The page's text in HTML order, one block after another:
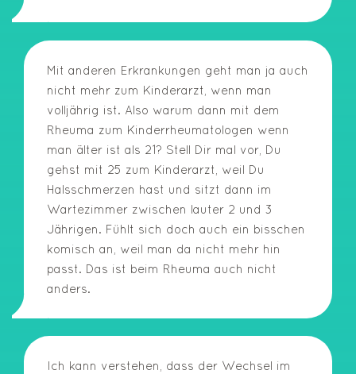
Mit anderen Erkrankungen geht man ja auch
nicht mehr zum Kinderarzt, wenn man
volljährig ist. Also warum dann mit dem
Rheuma zum Kinderrheumatologen wenn
man älter ist als 21? Stell Dir mal vor, Du
gehst mit 25 zum Kinderarzt, weil Du
Halsschmerzen hast und sitzt dann im
Wartezimmer zwischen lauter 2 und 3
Jährigen. Fühlt sich doch auch ein bisschen
komisch an, weil man da nicht mehr hin
passt. Das ist beim Rheuma auch nicht
anders.
Ich kann verstehen, dass der Wechsel im